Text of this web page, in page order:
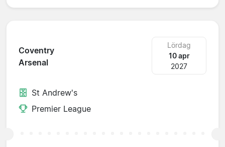
Coventry
Arsenal
Lördag
10 apr
2027
St Andrew's
Premier League